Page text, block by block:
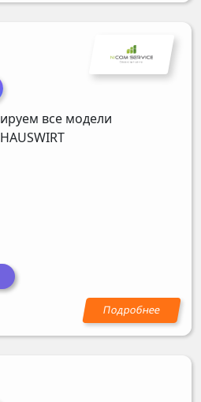
все модели
HAUSWIRT